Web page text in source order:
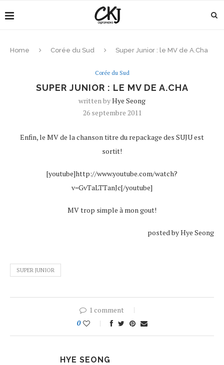
Home Corée du Sud Super Junior : le MV de A.Cha
Corée du Sud
SUPER JUNIOR : LE MV DE A.CHA
written byHye Seong
26 septembre 2011
Enfin, le MV de la chanson titre du repackage des SUJU est
sortit!
[youtube]http://www.youtube.com/watch?
v=GvTaLTTanJc[/youtube]
MV trop simple à mon gout!
posted by Hye Seong
SUPER JUNIOR
1 comment
0
HYE SEONG